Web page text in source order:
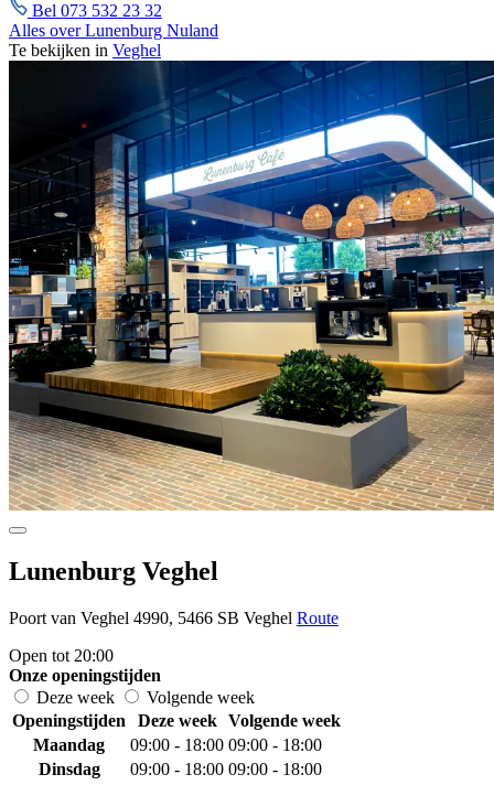
Bel 073 532 23 32
Alles over Lunenburg Nuland
Te bekijken in Veghel
Lunenburg Veghel
Poort van Veghel 4990, 5466 SB Veghel Route
Open tot 20:00
Onze openingstijden
Deze week
Volgende week
Openingstijden
Deze week
Volgende week
Maandag
09:00 - 18:00 09:00 - 18:00
Dinsdag
09:00 - 18:00 09:00 - 18:00